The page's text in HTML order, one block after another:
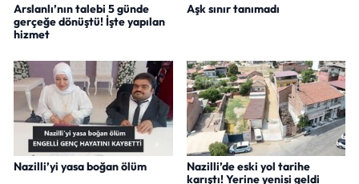
Arslanlı’nın talebi 5 günde
gerçeğe dönüştü! İşte yapılan
hizmet
Aşk sınır tanımadı
Nazilli’yi yasa boğan ölüm
Nazilli’de eski yol tarihe
karıştı! Yerine yenisi geldi